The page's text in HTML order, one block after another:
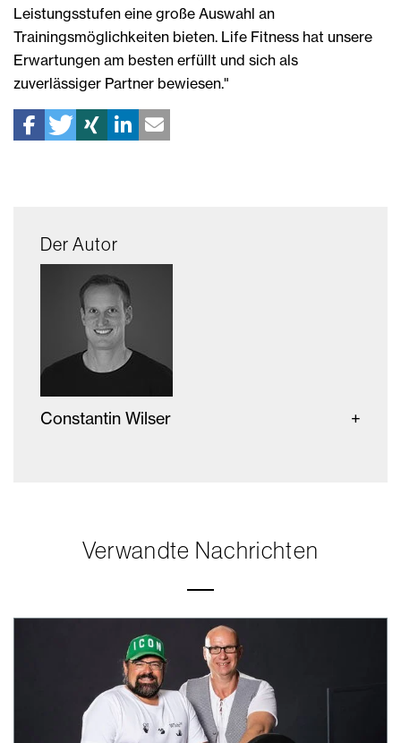
Leistungsstufen eine große Auswahl an
Trainingsmöglichkeiten bieten. Life Fitness hat unsere
Erwartungen am besten erfüllt und sich als
zuverlässiger Partner bewiesen."
Der Autor
Constantin Wilser
Verwandte Nachrichten